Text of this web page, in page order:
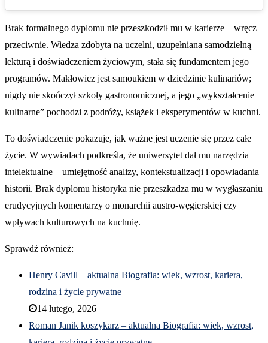
Brak formalnego dyplomu nie przeszkodził mu w karierze – wręcz
przeciwnie. Wiedza zdobyta na uczelni, uzupełniana samodzielną
lekturą i doświadczeniem życiowym, stała się fundamentem jego
programów. Makłowicz jest samoukiem w dziedzinie kulinariów;
nigdy nie skończył szkoły gastronomicznej, a jego „wykształcenie
kulinarne” pochodzi z podróży, książek i eksperymentów w kuchni.
To doświadczenie pokazuje, jak ważne jest uczenie się przez całe
życie. W wywiadach podkreśla, że uniwersytet dał mu narzędzia
intelektualne – umiejętność analizy, kontekstualizacji i opowiadania
historii. Brak dyplomu historyka nie przeszkadza mu w wygłaszaniu
erudycyjnych komentarzy o monarchii austro-węgierskiej czy
wpływach kulturowych na kuchnię.
Sprawdź również:
Henry Cavill – aktualna Biografia: wiek, wzrost, kariera,
rodzina i życie prywatne
14 lutego, 2026
Roman Janik koszykarz – aktualna Biografia: wiek, wzrost,